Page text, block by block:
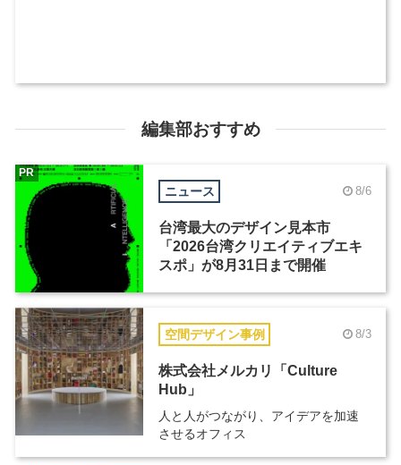
編集部おすすめ
ニュース 8/6
台湾最大のデザイン見本市
「2026台湾クリエイティブエキ
スポ」が8月31日まで開催
PR
空間デザイン事例 8/3
株式会社メルカリ「Culture
Hub」
人と人がつながり、アイデアを加速
させるオフィス